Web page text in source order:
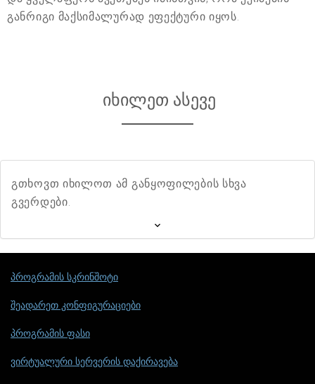
განრიგი მაქსიმალურად ეფექტური იყოს.
იხილეთ ასევე
გთხოვთ იხილოთ ამ განყოფილების სხვა
გვერდები.
პროგრამის სკრინშოტი
შეადარეთ კონფიგურაციები
პროგრამის ფასი
ვირტუალური სერვერის დაქირავება